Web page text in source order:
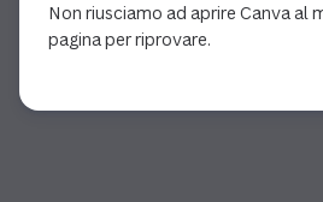
Non riusciamo ad aprire Canva al
pagina per riprovare.